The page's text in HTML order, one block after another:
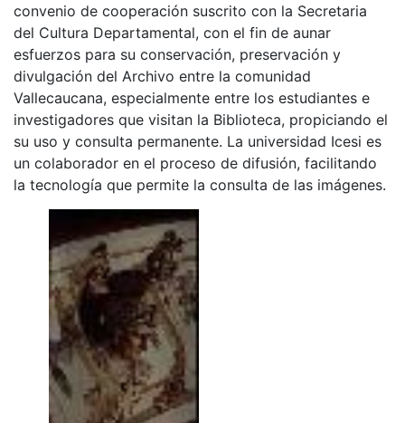
convenio de cooperación suscrito con la Secretaria
del Cultura Departamental, con el fin de aunar
esfuerzos para su conservación, preservación y
divulgación del Archivo entre la comunidad
Vallecaucana, especialmente entre los estudiantes e
investigadores que visitan la Biblioteca, propiciando el
su uso y consulta permanente. La universidad Icesi es
un colaborador en el proceso de difusión, facilitando
la tecnología que permite la consulta de las imágenes.